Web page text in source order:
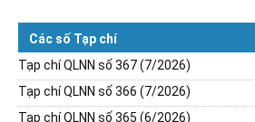
Các số Tạp chí
Tạp chí QLNN số 367 (7/2026)
Tạp chí QLNN số 366 (7/2026)
Tạp chí QLNN số 365 (6/2026)